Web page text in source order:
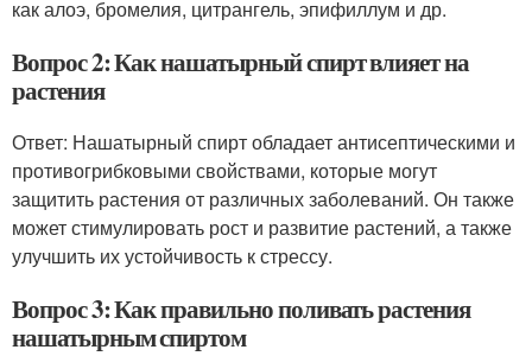
как алоэ, бромелия, цитрангель, эпифиллум и др.
Вопрос 2: Как нашатырный спирт влияет на
растения
Ответ: Нашатырный спирт обладает антисептическими и
противогрибковыми свойствами, которые могут
защитить растения от различных заболеваний. Он также
может стимулировать рост и развитие растений, а также
улучшить их устойчивость к стрессу.
Вопрос 3: Как правильно поливать растения
нашатырным спиртом